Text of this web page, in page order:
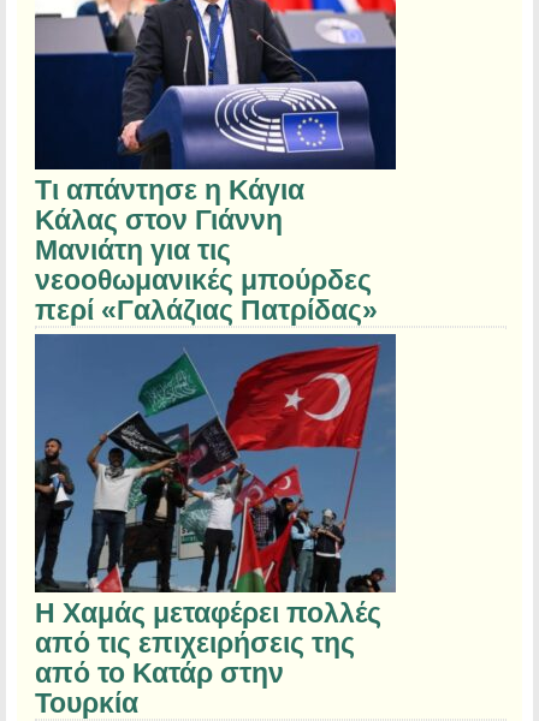
Τι απάντησε η Κάγια
Κάλας στον Γιάννη
Μανιάτη για τις
νεοοθωμανικές μπούρδες
περί «Γαλάζιας Πατρίδας»
Η Χαμάς μεταφέρει πολλές
από τις επιχειρήσεις της
από το Κατάρ στην
Τουρκία